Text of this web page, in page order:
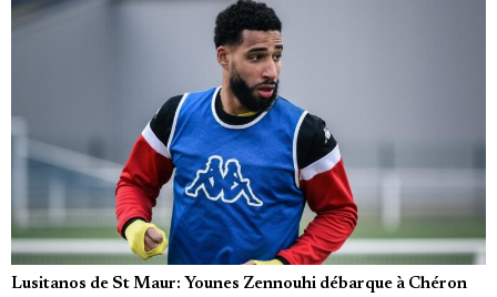
Lusitanos de St Maur: Younes Zennouhi débarque à Chéron